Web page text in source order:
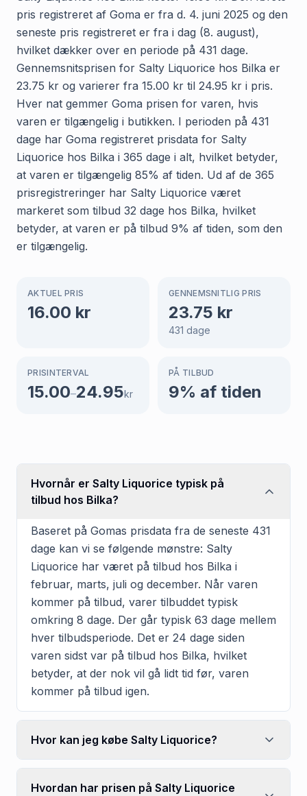
pris registreret af Goma er fra d. 4. juni 2025 og den
seneste pris registreret er fra i dag (8. august),
hvilket dækker over en periode på 431 dage.
Gennemsnitsprisen for Salty Liquorice hos Bilka er
23.75 kr og varierer fra 15.00 kr til 24.95 kr i pris.
Hver nat gemmer Goma prisen for varen, hvis
varen er tilgængelig i butikken. I perioden på 431
dage har Goma registreret prisdata for Salty
Liquorice hos Bilka i 365 dage i alt, hvilket betyder,
at varen er tilgængelig 85% af tiden. Ud af de 365
prisregistreringer har Salty Liquorice været
markeret som tilbud 32 dage hos Bilka, hvilket
betyder, at varen er på tilbud 9% af tiden, som den
er tilgængelig.
AKTUEL PRIS
16.00 kr
GENNEMSNITLIG PRIS
23.75 kr
431 dage
PRISINTERVAL
15.00–24.95kr
PÅ TILBUD
9% af tiden
Hvornår er Salty Liquorice typisk på
tilbud hos Bilka?
Baseret på Gomas prisdata fra de seneste 431
dage kan vi se følgende mønstre: Salty
Liquorice har været på tilbud hos Bilka i
februar, marts, juli og december. Når varen
kommer på tilbud, varer tilbuddet typisk
omkring 8 dage. Der går typisk 63 dage mellem
hver tilbudsperiode. Det er 24 dage siden
varen sidst var på tilbud hos Bilka, hvilket
betyder, at der nok vil gå lidt tid før, varen
kommer på tilbud igen.
Hvor kan jeg købe Salty Liquorice?
Hvordan har prisen på Salty Liquorice